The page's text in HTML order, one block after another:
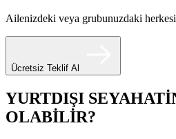
Ailenizdeki veya grubunuzdaki
Ücretsiz Teklif Al
YURTDIŞI
OLABİLİR?